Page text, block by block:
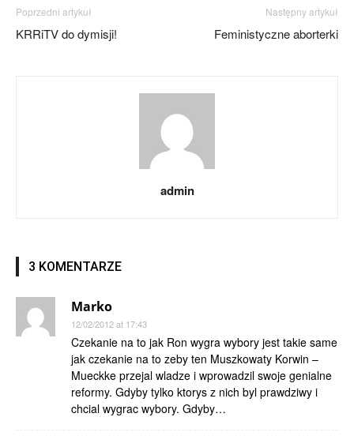
Poprzedni artykuł
KRRiTV do dymisji!
Następny artykuł
Feministyczne aborterki
admin
3 KOMENTARZE
Marko
12/02/2012 at 17:43
Czekanie na to jak Ron wygra wybory jest takie same
jak czekanie na to zeby ten Muszkowaty Korwin –
Mueckke przejal wladze i wprowadzil swoje genialne
reformy. Gdyby tylko ktorys z nich byl prawdziwy i
chcial wygrac wybory. Gdyby…